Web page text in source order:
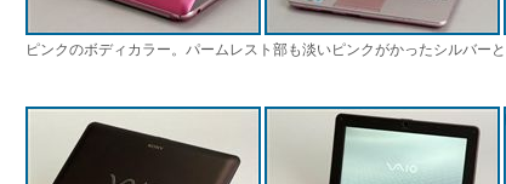
ピンクのボディカラー。パームレスト部も淡いピンクがかったシルバー